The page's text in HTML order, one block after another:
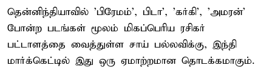
தென்னிந்தியாவில் 'பிரேமம்’, பிடா', 'கர்கி', ’அமரன்’
போன்ற படங்கள் மூலம் மிகப்பெரிய ரசிகர்
பட்டாளத்தை வைத்துள்ள சாய் பல்லவிக்கு, இந்தி
மார்க்கெட்டில் இது ஒரு ஏமாற்றமான தொடக்கமாகும்.